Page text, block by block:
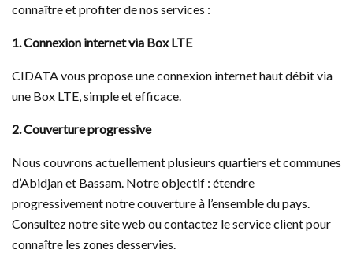
connaître et profiter de nos services :
1. Connexion internet via Box LTE
CIDATA vous propose une connexion internet haut débit via
une Box LTE, simple et efficace.
2. Couverture progressive
Nous couvrons actuellement plusieurs quartiers et communes
d’Abidjan et Bassam. Notre objectif : étendre
progressivement notre couverture à l’ensemble du pays.
Consultez notre site web ou contactez le service client pour
connaître les zones desservies.